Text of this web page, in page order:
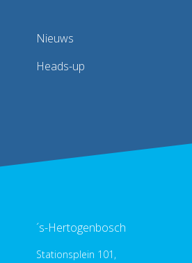
Nieuws
Heads-up
´s-Hertogenbosch
Stationsplein 101,